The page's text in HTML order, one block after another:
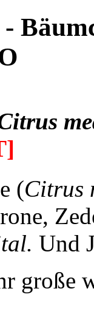
(Citrus
Und
große